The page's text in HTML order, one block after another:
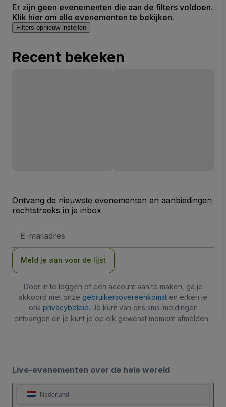
Er zijn geen evenementen die aan de filters voldoen.
Klik hier om alle evenementen te bekijken.
Filters opnieuw instellen
Recent bekeken
Ontvang de nieuwste evenementen en aanbiedingen
rechtstreeks in je inbox
mailadres
Meld je aan voor de lijst
Door in te loggen of een account aan te maken, ga je
akkoord met onze gebruikersovereenkomst en erken je
ons privacybeleid. Je kunt van ons sms-meldingen
ontvangen en je kunt je op elk gewenst moment afmelden.
Live-evenementen over de hele wereld
Nederland